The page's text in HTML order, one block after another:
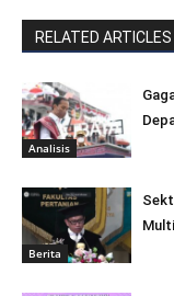
RELATED ARTICLES
Analisis
Berita